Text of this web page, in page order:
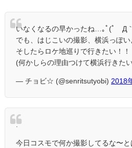
いなくなるの早かったね…｡ﾟ(ﾟ´Д
でも、はじこいの撮影、横浜っぽい
そしたらロケ地巡りで行きたい！！
(何かしらの理由つけて横浜行きた
— チョビ☆ (@senritsutyobi) 2018
.
今日コスモで何か撮影してるな〜